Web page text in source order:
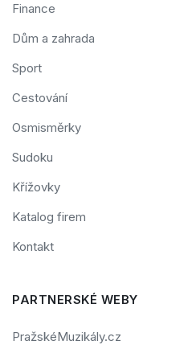
Finance
Dům a zahrada
Sport
Cestování
Osmisměrky
Sudoku
Křížovky
Katalog firem
Kontakt
PARTNERSKÉ WEBY
PražskéMuzikály.cz